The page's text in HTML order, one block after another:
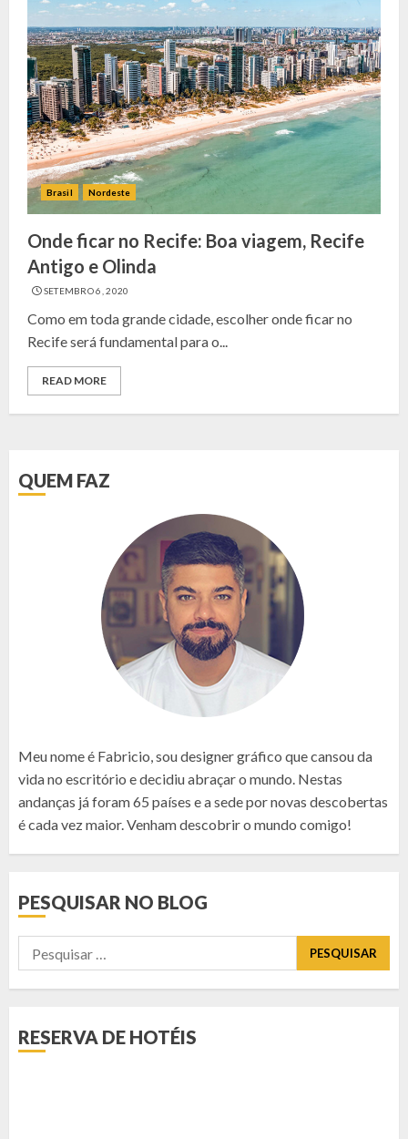
Brasil Nordeste
Onde ficar no Recife: Boa viagem, Recife
Antigo e Olinda
SETEMBRO 6, 2020
Como em toda grande cidade, escolher onde ficar no
Recife será fundamental para o...
READ MORE
QUEM FAZ
Meu nome é Fabricio, sou designer gráfico que cansou da
vida no escritório e decidiu abraçar o mundo. Nestas
andanças já foram 65 países e a sede por novas descobertas
é cada vez maior. Venham descobrir o mundo comigo!
PESQUISAR NO BLOG
Pesquisar
por:
RESERVA DE HOTÉIS